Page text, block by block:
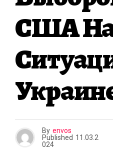
США
By envos
Published 11.03.2
024